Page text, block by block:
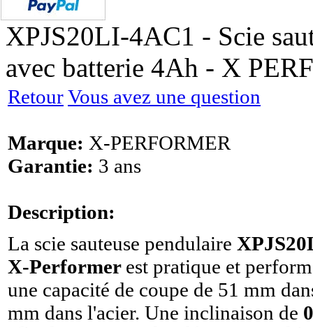
XPJS20LI-4AC1 - Scie
avec batterie 4Ah - X
RetourVous avez une question
Marque: X-PERFORMER
Garantie: 3 ans
Description:
La scie sauteuse pendulaire
X-Performer est pratique et
une capacité de coupe de 51 mm
mm dans l'acier. Une inclinaison de